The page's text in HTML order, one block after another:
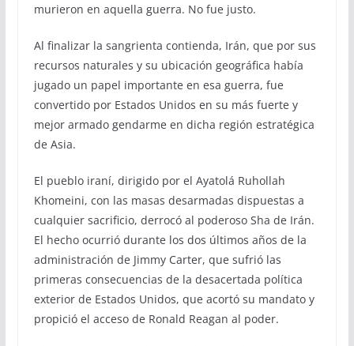
murieron en aquella guerra. No fue justo.
Al finalizar la sangrienta contienda, Irán, que por sus
recursos naturales y su ubicación geográfica había
jugado un papel importante en esa guerra, fue
convertido por Estados Unidos en su más fuerte y
mejor armado gendarme en dicha región estratégica
de Asia.
El pueblo iraní, dirigido por el Ayatolá Ruhollah
Khomeini, con las masas desarmadas dispuestas a
cualquier sacrificio, derrocó al poderoso Sha de Irán.
El hecho ocurrió durante los dos últimos años de la
administración de Jimmy Carter, que sufrió las
primeras consecuencias de la desacertada política
exterior de Estados Unidos, que acortó su mandato y
propició el acceso de Ronald Reagan al poder.